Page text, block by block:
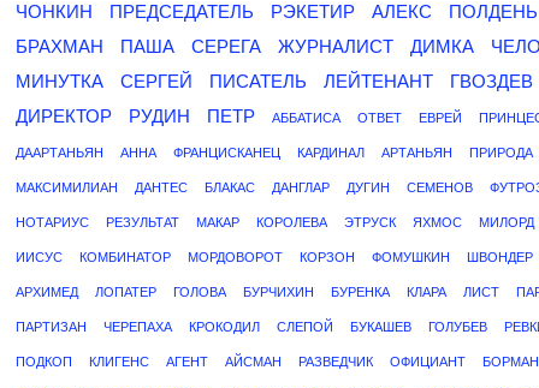
ЧОНКИН
ПРЕДСЕДАТЕЛЬ РЭКЕТИР АЛЕКС
ПОЛДЕНЬ
БРАХМАН
ПАША СЕРЕГА ЖУРНАЛИСТ ДИМКА
МИНУТКА
СЕРГЕЙ ПИСАТЕЛЬ ЛЕЙТЕНАНТ
ГВОЗДЕВ
ДИРЕКТОР
РУДИН ПЕТР АББАТИСА ОТВЕТ ЕВРЕЙ
ДААРТАНЬЯН АННА ФРАНЦИСКАНЕЦ КАРДИНАЛ АРТАНЬЯН ПРИРОДА
МАКСИМИЛИАН ДАНТЕС БЛАКАС ДАНГЛАР ДУГИН СЕМЕНОВ
НОТАРИУС РЕЗУЛЬТАТ МАКАР КОРОЛЕВА ЭТРУСК ЯХМОС МИЛОРД
ИИСУС КОМБИНАТОР МОРДОВОРОТ КОРЗОН ФОМУШКИН ШВОНДЕР
АРХИМЕД ЛОПАТЕР ГОЛОВА БУРЧИХИН БУРЕНКА КЛАРА ЛИСТ
ПАРТИЗАН ЧЕРЕПАХА КРОКОДИЛ СЛЕПОЙ БУКАШЕВ ГОЛУБЕВ
ПОДКОП КЛИГЕНС АГЕНТ АЙСМАН РАЗВЕДЧИК ОФИЦИАНТ БОРМАН